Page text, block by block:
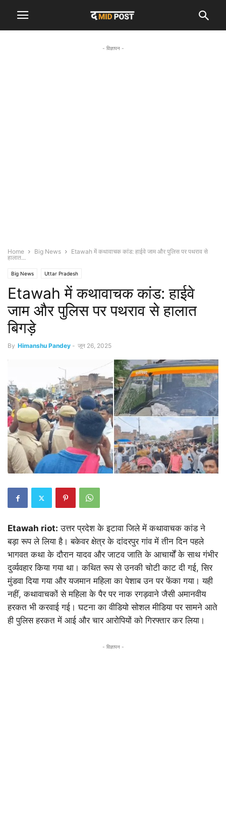
- विज्ञापन -
Home Big News
Etawah में कथावाचक कांड: हाईवे जाम और पुलिस पर पथराव से
हालात...
Big News Uttar Pradesh
Etawah में कथावाचक कांड: हाईवे
जाम और पुलिस पर पथराव से हालात
बिगड़े
By Himanshu Pandey - जून 26, 2025
Etawah riot: उत्तर प्रदेश के इटावा जिले में कथावाचक कांड ने
बड़ा रूप ले लिया है। बकेवर क्षेत्र के दांदरपुर गांव में तीन दिन पहले
भागवत कथा के दौरान यादव और जाटव जाति के आचार्यों के साथ गंभीर
दुर्व्यवहार किया गया था। कथित रूप से उनकी चोटी काट दी गई, सिर
मुंडवा दिया गया और यजमान महिला का पेशाब उन पर फेंका गया। यही
नहीं, कथावाचकों से महिला के पैर पर नाक रगड़वाने जैसी अमानवीय
हरकत भी करवाई गई। घटना का वीडियो सोशल मीडिया पर सामने आते
ही पुलिस हरकत में आई और चार आरोपियों को गिरफ्तार कर लिया।
- विज्ञापन -